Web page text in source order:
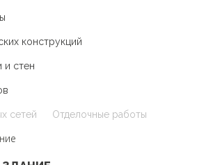
конструкций
и стен
сетей Отделочные работы